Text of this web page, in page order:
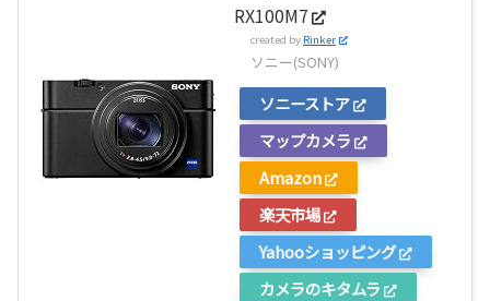
RX100M7
created by Rinker
ソニー(SONY)
ソニーストア
マップカメラ
Amazon
楽天市場
Yahooショッピング
カメラのキタムラ